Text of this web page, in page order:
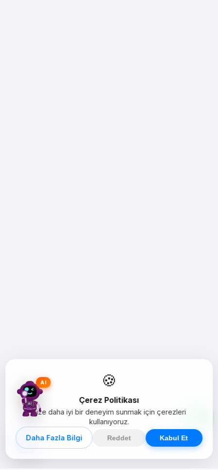
🍪
Çerez Politikası
Size daha iyi bir deneyim sunmak için çerezleri
kullanıyoruz.
Daha Fazla Bilgi
Reddet Kabul Et
AI